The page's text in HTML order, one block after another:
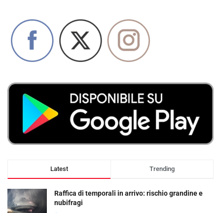
Latest Trending
Raffica di temporali in arrivo: rischio grandine e
nubifragi